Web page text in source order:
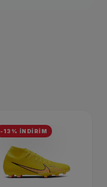
-13% İNDİRİM